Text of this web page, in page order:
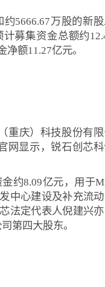
5666.67万股的新
募集资金总额约
额11.27亿元。
重庆）科技股份有
网显示，锐石创芯
约8.09亿元，用于
中心建设及补充流
法定代表人倪建兴
第四大股东。